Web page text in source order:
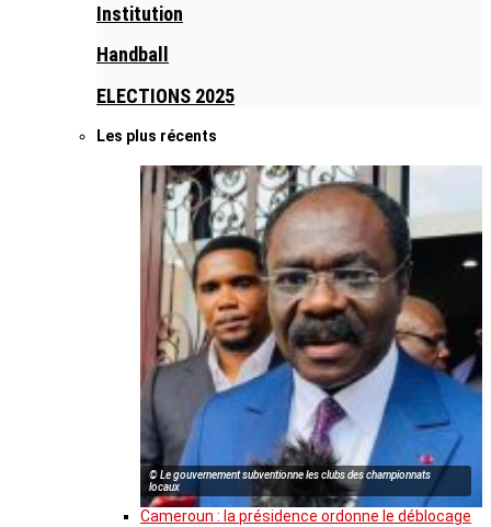
Institution
Handball
ELECTIONS 2025
Les plus récents
© Le gouvernement subventionne les clubs des championnats
locaux
Cameroun : la présidence ordonne le déblocage